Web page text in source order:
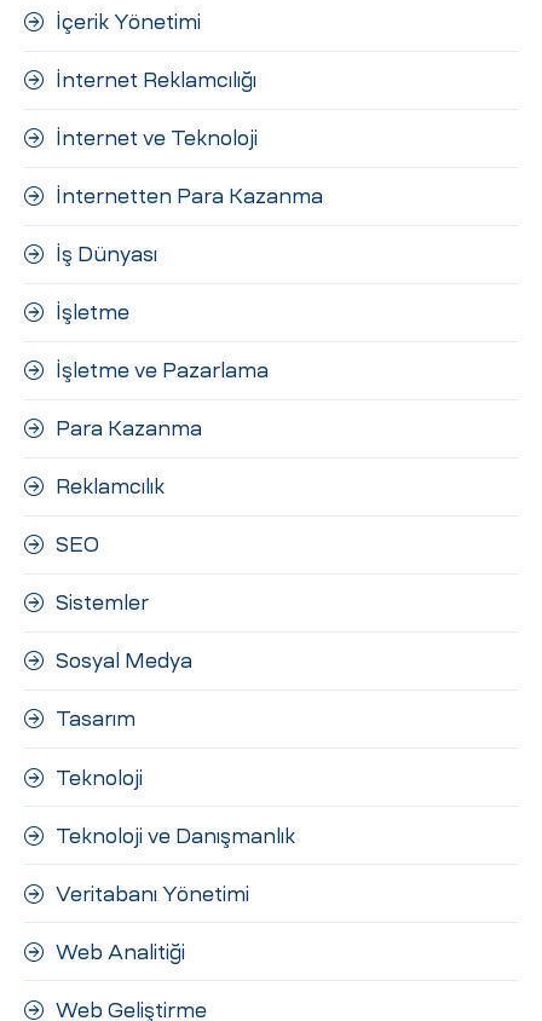
İçerik Yönetimi
İnternet Reklamcılığı
İnternet ve Teknoloji
İnternetten Para Kazanma
İş Dünyası
İşletme
İşletme ve Pazarlama
Para Kazanma
Reklamcılık
SEO
Sistemler
Sosyal Medya
Tasarım
Teknoloji
Teknoloji ve Danışmanlık
Veritabanı Yönetimi
Web Analitiği
Web Geliştirme